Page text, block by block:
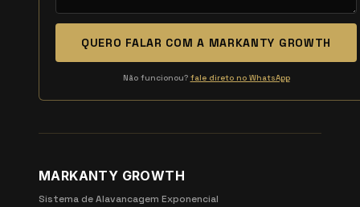
QUERO FALAR COM A MARKANTY GROWTH
Não funcionou? fale direto no WhatsApp
MARKANTY GROWTH
Sistema de Alavancagem Exponencial